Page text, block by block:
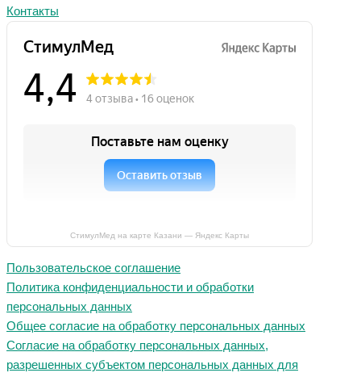
Контакты
СтимулМед на карте Казани — Яндекс Карты
Пользовательское соглашение
Политика конфиденциальности и обработки
персональных данных
Общее согласие на обработку персональных данных
Согласие на обработку персональных данных,
разрешенных субъектом персональных данных для